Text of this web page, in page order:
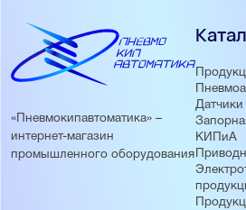
«Пневмокипавтоматика» –
интернет-магазин
промышленного оборудования
Датчики
КИПиА